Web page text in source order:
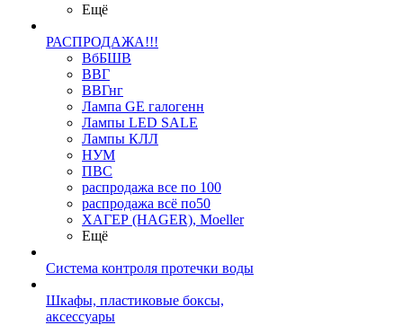
Ещё
РАСПРОДАЖА!!!
ВбБШВ
ВВГ
ВВГнг
Лампа GE галогенн
Лампы LED SALE
Лампы КЛЛ
НУМ
ПВС
распродажа все по 100
распродажа всё по50
ХАГЕР (HAGER), Moeller
Ещё
Система контроля протечки воды
Шкафы, пластиковые боксы,
аксессуары